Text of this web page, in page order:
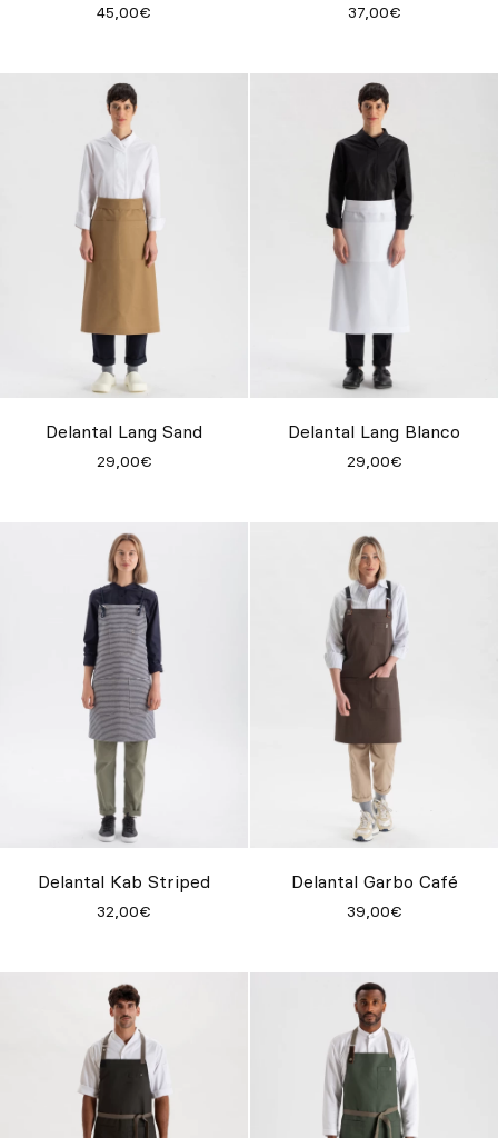
45,00€ 37,00€
Delantal Lang Sand
29,00€
Delantal Lang Blanco
29,00€
Delantal Kab Striped
32,00€
Delantal Garbo Café
39,00€